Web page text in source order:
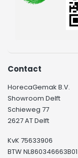
Contact
HorecaGemak B.V.
Showroom Delft
Schieweg 77
2627 AT Delft
KvK 75633906
BTW NL860346663B01